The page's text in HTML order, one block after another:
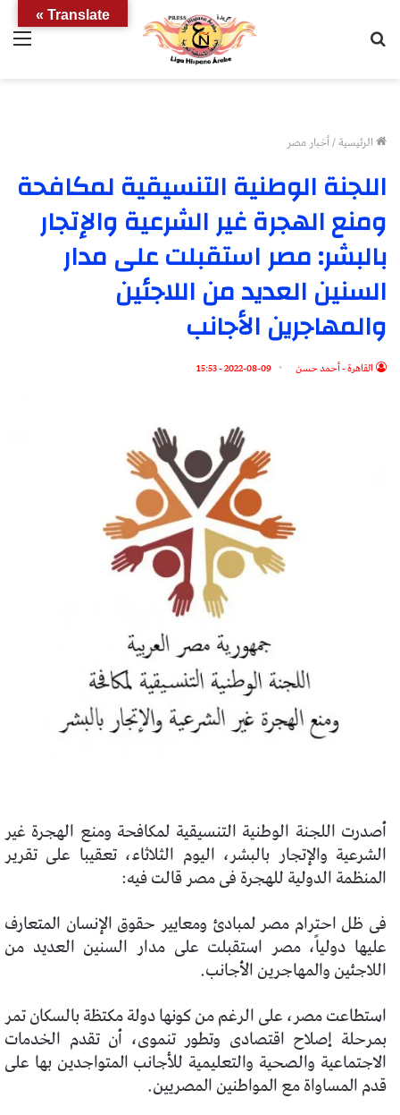
الرئيسية/أخبار مصر
اللجنة الوطنية التنسيقية لمكافحة
ومنع الهجرة غير الشرعية والإتجار
بالبشر: مصر استقبلت على مدار
السنين العديد من اللاجئين
والمهاجرين الأجانب
القاهرة - أحمد حسن 2022-08-09 - 15:53
أصدرت اللجنة الوطنية التنسيقية لمكافحة ومنع الهجرة غير
الشرعية والإتجار بالبشر، اليوم الثلاثاء، تعقيبا على تقرير
المنظمة الدولية للهجرة فى مصر قالت فيه:
فى ظل احترام مصر لمبادئ ومعايير حقوق الإنسان المتعارف
عليها دولياً، مصر استقبلت على مدار السنين العديد من
اللاجئين والمهاجرين الأجانب.
استطاعت مصر، على الرغم من كونها دولة مكتظة بالسكان تمر
بمرحلة إصلاح اقتصادى وتطور تنموى، أن تقدم الخدمات
الاجتماعية والصحية والتعليمية للأجانب المتواجدين بها على
قدم المساواة مع المواطنين المصريين.
Translate »